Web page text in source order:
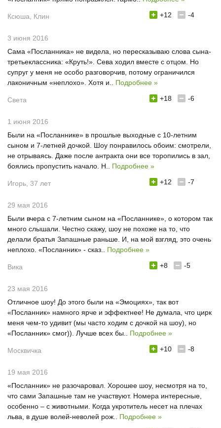
+12
-4
Ксюша, Клин
3 июня 2016
Сама «Посланника» не видела, но пересказываю слова сына-
третьеклассника: «Круть!». Сева ходил вместе с отцом. Но
супруг у меня не особо разговорчив, потому ограничился
лаконичным «неплохо». Хотя и.. Подробнее »
+18
-6
Света
1 июня 2016
Были на «Посланнике» в прошлые выходные с 10-летним
сыном и 7-летней дочкой. Шоу понравилось обоим: смотрели,
не отрываясь. Даже после антракта они все торопились в зал,
боялись пропустить начало. Н.. Подробнее »
+12
-7
Игорь, 37 лет
29 мая 2016
Были вчера с 7-летним сыном на «Посланнике», о котором так
много слышали. Честно скажу, шоу не похоже на то, что
делали братья Запашные раньше. И, на мой взгляд, это очень
неплохо. «Посланник» - сказ.. Подробнее »
+8
-5
Вика
23 мая 2016
Отличное шоу! До этого были на «Эмоциях», так вот
«Посланник» намного ярче и эффектнее! Не думала, что цирк
меня чем-то удивит (мы часто ходим с дочкой на шоу), но
«Посланник» смог)). Лучше всех бы.. Подробнее »
+10
-8
Москвичка
19 мая 2016
«Посланник» не разочаровал. Хорошее шоу, несмотря на то,
что сами Запашные там не участвуют. Номера интересные,
особенно – с животными. Когда укротитель несет на плечах
льва, в душе волей-неволей рож.. Подробнее »